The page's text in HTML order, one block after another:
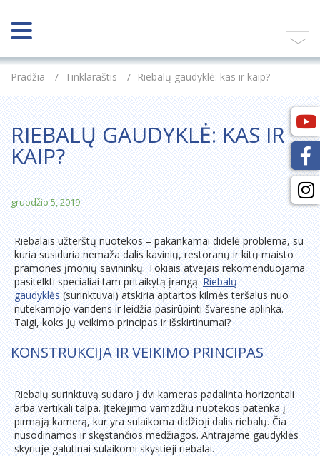
Pradžia / Tinklaraštis / Riebalų gaudyklė: kas ir kaip?
RIEBALŲ GAUDYKLĖ: KAS IR
KAIP?
gruodžio 5, 2019
Riebalais užterštų nuotekos – pakankamai didelė problema, su
kuria susiduria nemaža dalis kavinių, restoranų ir kitų maisto
pramonės įmonių savininkų. Tokiais atvejais rekomenduojama
pasitelkti specialiai tam pritaikytą įrangą.Riebalų
gaudyklės(surinktuvai) atskiria aptartos kilmės teršalus nuo
nutekamojo vandens ir leidžia pasirūpinti švaresne aplinka.
Taigi, koks jų veikimo principas ir išskirtinumai?
KONSTRUKCIJA IR VEIKIMO PRINCIPAS
Riebalų surinktuvą sudaro į dvi kameras padalinta horizontali
arba vertikali talpa. Įtekėjimo vamzdžiu nuotekos patenka į
pirmąją kamerą, kur yra sulaikoma didžioji dalis riebalų. Čia
nusodinamos ir skęstančios medžiagos. Antrajame gaudyklės
skyriuje galutinai sulaikomi skystieji riebalai.